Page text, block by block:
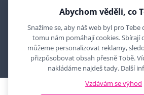
2010 - 2026 © MYRON MAXX, s.r.o.,
Abychom věděli, co
Snažíme se, aby náš web byl pro Tebe
tomu nám pomáhají cookies. Sbírají
můžeme personalizovat reklamy,
přizpůsobovat obsah přesně Tobě.
nakládáme najdeš tady. Další
Vzdávám se výhod